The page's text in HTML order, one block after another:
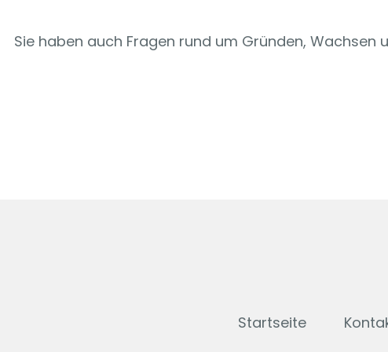
Sie haben auch Fragen rund um Gründen, Wachsen
Startseite